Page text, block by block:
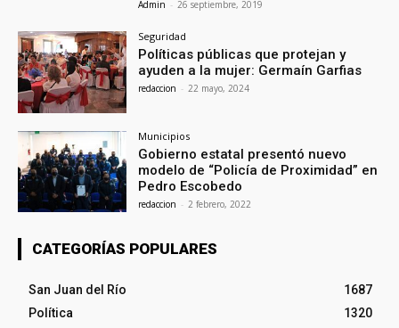
Admin - 26 septiembre, 2019
Seguridad
Políticas públicas que protejan y
ayuden a la mujer: Germaín Garfias
redaccion - 22 mayo, 2024
Municipios
Gobierno estatal presentó nuevo
modelo de “Policía de Proximidad” en
Pedro Escobedo
redaccion - 2 febrero, 2022
CATEGORÍAS POPULARES
San Juan del Río
1687
Política
1320